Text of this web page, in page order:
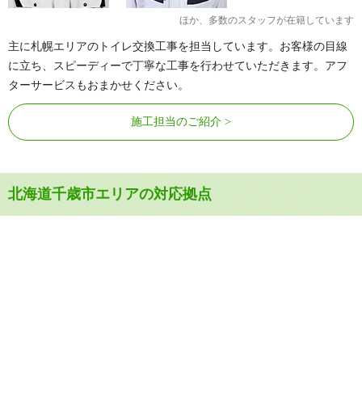
ほか、多数のスタッフが在籍しています
主に札幌エリアのトイレ交換工事を担当しています。お客様の目線
に立ち、スピーディーで丁寧な工事を行わせていただきます。アフ
ターサービスもおまかせください。
施工担当のご紹介
北海道千歳市エリアの対応拠点